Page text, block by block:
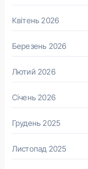
Квітень 2026
Березень 2026
Лютий 2026
Січень 2026
Грудень 2025
Листопад 2025